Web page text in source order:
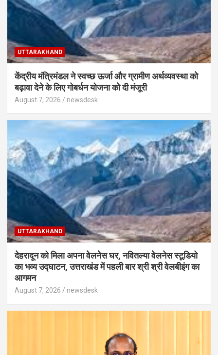
UTTARAKHAND
केंद्रीय मंत्रिमंडल ने स्वच्छ ऊर्जा और ग्रामीण अर्थव्यवस्था को
बढ़ावा देने के लिए गोबर्धन योजना को दी मंजूरी
August 7, 2026 newsdesk
UTTARAKHAND
देहरादून को मिला अपना वेलनेस घर, नवितल्या वेलनेस स्टूडियो
का भव्य उद्घाटन, उत्तराखंड में पहली बार श्री श्री वेलबीइंग का
आगमन
August 7, 2026 newsdesk